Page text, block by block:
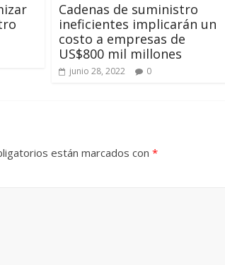
Cadenas de suministro
ineficientes implicarán un
costo a empresas de
US$800 mil millones
junio 28, 2022 0
están marcados con *